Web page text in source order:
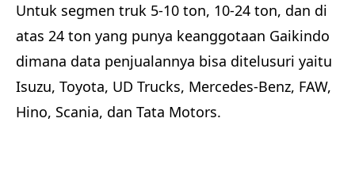
Untuk segmen truk 5-10 ton, 10-24 ton, dan di
atas 24 ton yang punya keanggotaan Gaikindo
dimana data penjualannya bisa ditelusuri yaitu
Isuzu, Toyota, UD Trucks, Mercedes-Benz, FAW,
Hino, Scania, dan Tata Motors.